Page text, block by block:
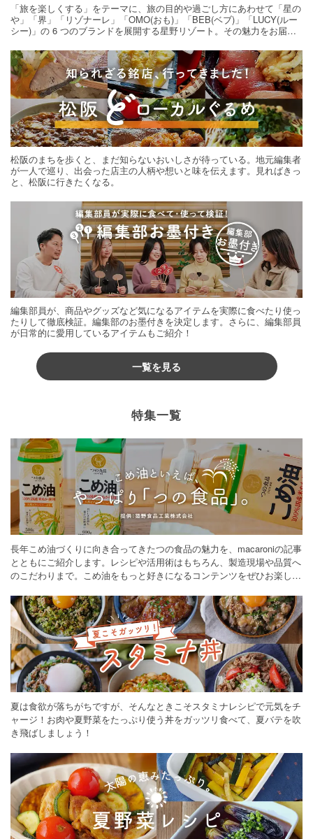
「旅を楽しくする」をテーマに、旅の目的や過ごし方にあわせて「星の
や」「界」「リゾナーレ」「OMO(おも)」「BEB(ベブ)」「LUCY(ルー
シー)」の 6 つのブランドを展開する星野リゾート。その魅力をお届け
松阪のまちを歩くと、まだ知らないおいしさが待っている。地元編集者
が一人で巡り、出会った店主の人柄や想いと味を伝えます。見ればきっ
と、松阪に行きたくなる。
編集部員が、商品やグッズなど気になるアイテムを実際に食べたり使っ
たりして徹底検証。編集部のお墨付きを決定します。さらに、編集部員
が日常的に愛用しているアイテムもご紹介！
一覧を見る
特集一覧
長年こめ油づくりに向き合ってきたつの食品の魅力を、macaroniの記事
とともにご紹介します。レシピや活用術はもちろん、製造現場や品質へ
のこだわりまで。こめ油をもっと好きになるコンテンツをぜひお楽しみ
夏は食欲が落ちがちですが、そんなときこそスタミナレシピで元気をチ
ャージ！お肉や夏野菜をたっぷり使う丼をガッツリ食べて、夏バテを吹
き飛ばしましょう！